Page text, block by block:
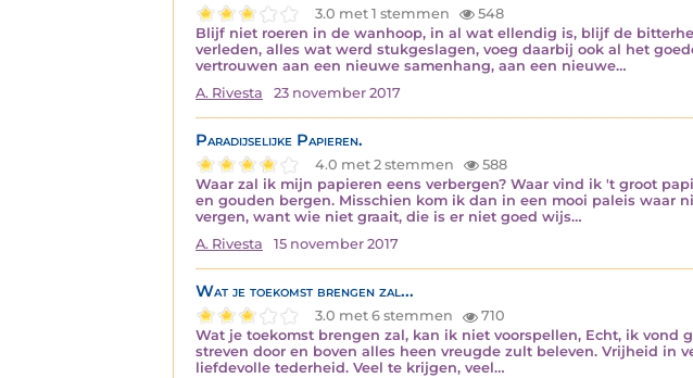
3.0 met 1 stemmen
548
Blijf niet roeren in de wanhoop, in al wat ellendig is, blijf de
verleden, alles wat werd stukgeslagen, voeg daarbij ook al het
vertrouwen aan een nieuwe samenhang, aan een nieuwe…
A. Rivesta
23 november 2017
Paradijselijke Papieren.
4.0 met 2 stemmen
588
Waar zal ik mijn papieren eens verbergen? Waar vind ik 't groot
en gouden bergen. Misschien kom ik dan in een mooi paleis waar
vergen, want wie niet graait, die is er niet goed wijs…
A. Rivesta
15 november 2017
Wat je toekomst brengen zal...
3.0 met 6 stemmen
710
Wat je toekomst brengen zal, kan ik niet voorspellen, Echt, ik
streven door en boven alles heen vreugde zult beleven. Vrijheid in
liefdevolle tederheid. Veel te krijgen, veel…